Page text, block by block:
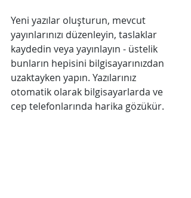
Yeni yazılar oluşturun, mevcut
yayınlarınızı düzenleyin, taslaklar
kaydedin veya yayınlayın - üstelik
bunların hepisini bilgisayarınızdan
uzaktayken yapın. Yazılarınız
otomatik olarak bilgisayarlarda ve
cep telefonlarında harika gözükür.